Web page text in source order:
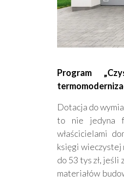
Program
Dotacja do
to nie jedyna
właścicielami
księgi wieczystej
do 53 tys zł, jeśli
materiałów